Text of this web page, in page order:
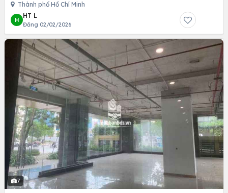
Thành phố Hồ Chí Minh
H
HT L
Đăng 02/02/2026
7